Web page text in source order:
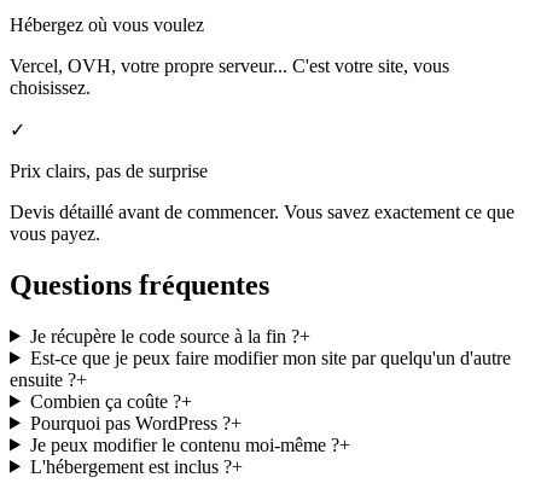
Hébergez où vous voulez
Vercel, OVH, votre propre serveur... C'est votre site, vous
choisissez.
✓
Prix clairs, pas de surprise
Devis détaillé avant de commencer. Vous savez exactement ce que
vous payez.
Questions fréquentes
Je récupère le code source à la fin ?+
Est-ce que je peux faire modifier mon site par quelqu'un d'autre
ensuite ?+
Combien ça coûte ?+
Pourquoi pas WordPress ?+
Je peux modifier le contenu moi-même ?+
L'hébergement est inclus ?+